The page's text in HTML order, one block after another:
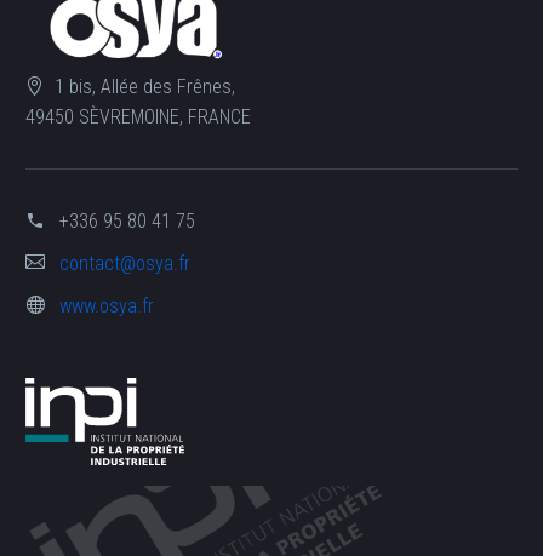
1 bis, Allée des Frênes,
49450 SÈVREMOINE, FRANCE
+336 95 80 41 75
contact@osya.fr
www.osya.fr